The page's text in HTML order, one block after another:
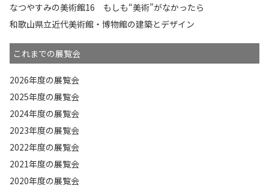
なつやすみの美術館16 もしも“美術”がなかったら
和歌山県立近代美術館・博物館の建築とデザイン
これまでの展覧会
2026年度の展覧会
2025年度の展覧会
2024年度の展覧会
2023年度の展覧会
2022年度の展覧会
2021年度の展覧会
2020年度の展覧会